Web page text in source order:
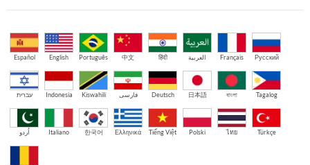
Español English Português 中文 हिंदी العربية Français Русский
עברית Indonesia Kiswahili فارسی Deutsch 日本語 বাংলা Tagalog
اُردو Italiano 한국어 Ελληνικά Tiếng Việt Polski ไทย Türkçe